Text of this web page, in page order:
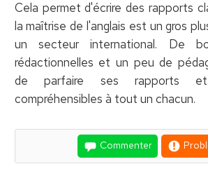
Cela permet d'écrire des rapports
la maîtrise de l'anglais est un gros
un secteur international. De
rédactionnelles et un peu de
de parfaire ses rapports
compréhensibles à tout un chacun.
Commenter